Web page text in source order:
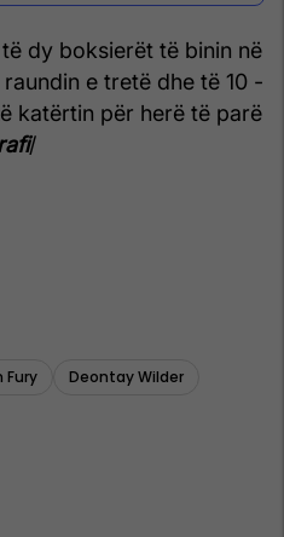
dy boksierët të binin në
e tretë dhe të 10 -
katërtin për herë të parë
/
Fury
Deontay Wilder